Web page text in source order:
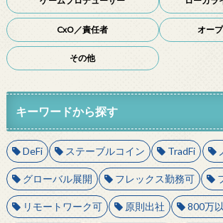
CxO／責任者 オー
その他
キーワードから探す
DeFi ステーブルコイン TradFi
グローバル展開 フレックス勤務可
リモートワーク可 原則出社 800万